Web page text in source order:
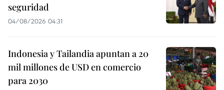
seguridad
04/08/2026 04:31
Indonesia y Tailandia apuntan a 20
mil millones de USD en comercio
para 2030